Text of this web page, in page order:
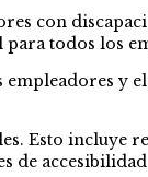
con
todos los
Esto
de